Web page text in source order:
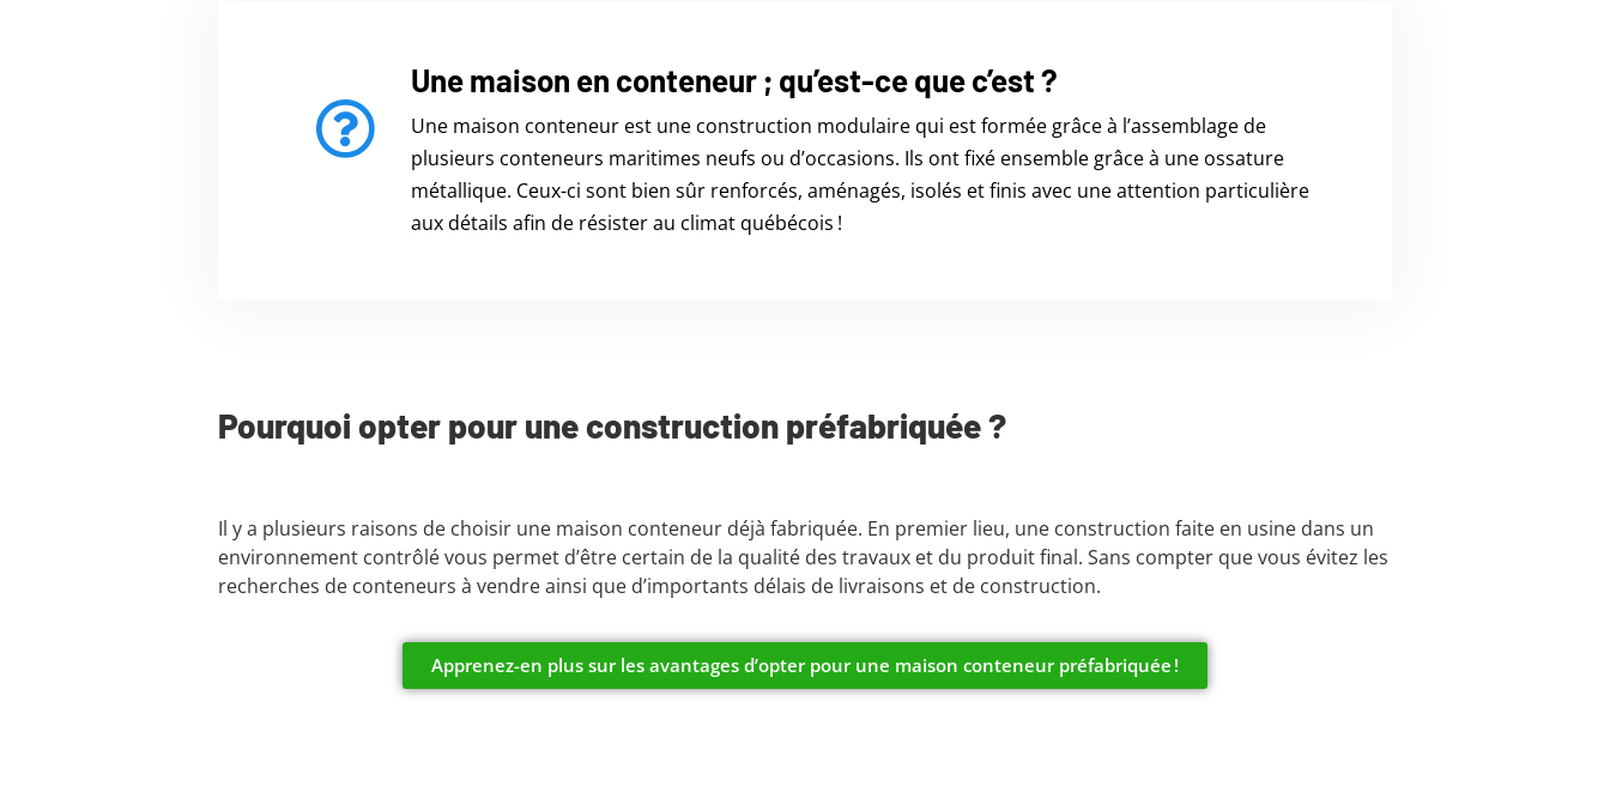
Une maison en conteneur ; qu’est-ce que c’est ?
Une maison conteneur est une construction modulaire qui est formée grâce à l’assemblage de
plusieurs conteneurs maritimes neufs ou d’occasions. Ils ont fixé ensemble grâce à une ossature
métallique. Ceux-ci sont bien sûr renforcés, aménagés, isolés et finis avec une attention particulière
aux détails afin de résister au climat québécois !
Pourquoi opter pour une construction préfabriquée ?
Il y a plusieurs raisons de choisir une maison conteneur déjà fabriquée. En premier lieu, une construction faite en usine dans un
environnement contrôlé vous permet d’être certain de la qualité des travaux et du produit final. Sans compter que vous évitez les
recherches de conteneurs à vendre ainsi que d’importants délais de livraisons et de construction.
Apprenez-en plus sur les avantages d’opter pour une maison conteneur préfabriquée !